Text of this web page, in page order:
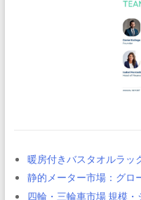
暖房付きバスタオルラッ
静的メーター市場：グロ
四輪・三輪車市場 規模